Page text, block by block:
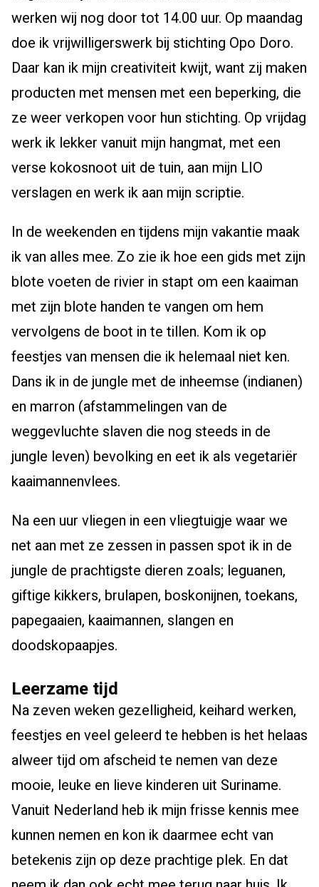
werken wij nog door tot 14.00 uur. Op maandag
doe ik vrijwilligerswerk bij stichting Opo Doro.
Daar kan ik mijn creativiteit kwijt, want zij maken
producten met mensen met een beperking, die
ze weer verkopen voor hun stichting. Op vrijdag
werk ik lekker vanuit mijn hangmat, met een
verse kokosnoot uit de tuin, aan mijn LIO
verslagen en werk ik aan mijn scriptie.
In de weekenden en tijdens mijn vakantie maak
ik van alles mee. Zo zie ik hoe een gids met zijn
blote voeten de rivier in stapt om een kaaiman
met zijn blote handen te vangen om hem
vervolgens de boot in te tillen. Kom ik op
feestjes van mensen die ik helemaal niet ken.
Dans ik in de jungle met de inheemse (indianen)
en marron (afstammelingen van de
weggevluchte slaven die nog steeds in de
jungle leven) bevolking en eet ik als vegetariër
kaaimannenvlees.
Na een uur vliegen in een vliegtuigje waar we
net aan met ze zessen in passen spot ik in de
jungle de prachtigste dieren zoals; leguanen,
giftige kikkers, brulapen, boskonijnen, toekans,
papegaaien, kaaimannen, slangen en
doodskopaapjes.
Leerzame tijd
Na zeven weken gezelligheid, keihard werken,
feestjes en veel geleerd te hebben is het helaas
alweer tijd om afscheid te nemen van deze
mooie, leuke en lieve kinderen uit Suriname.
Vanuit Nederland heb ik mijn frisse kennis mee
kunnen nemen en kon ik daarmee echt van
betekenis zijn op deze prachtige plek. En dat